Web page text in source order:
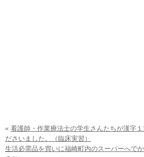
« 看護師・作業療法士の学生さんたちが漢字
ださいました。（臨床実習）
生活必需品を買いに福崎町内のスーパーへで